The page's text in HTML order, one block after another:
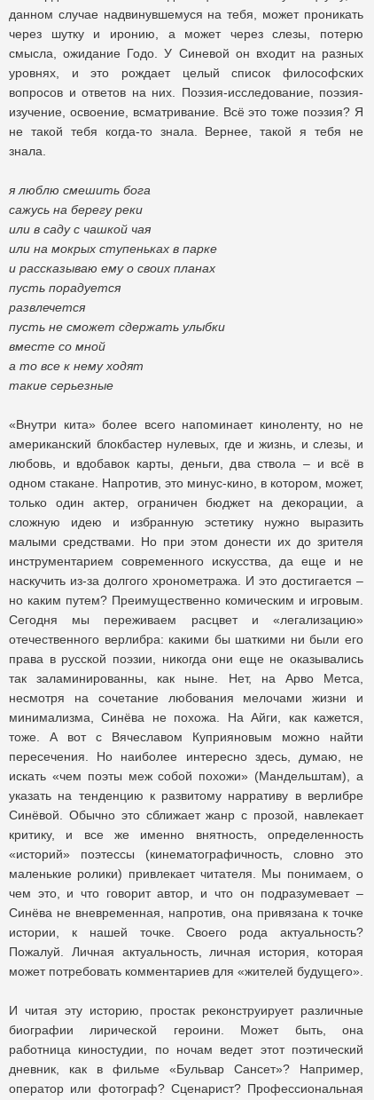
данном случае надвинувшемуся на тебя, может проникать
через шутку и иронию, а может через слезы, потерю
смысла, ожидание Годо. У Синевой он входит на разных
уровнях, и это рождает целый список философских
вопросов и ответов на них. Поэзия-исследование, поэзия-
изучение, освоение, всматривание. Всё это тоже поэзия? Я
не такой тебя когда-то знала. Вернее, такой я тебя не
знала.
я люблю смешить бога
сажусь на берегу реки
или в саду с чашкой чая
или на мокрых ступеньках в парке
и рассказываю ему о своих планах
пусть порадуется
развлечется
пусть не сможет сдержать улыбки
вместе со мной
а то все к нему ходят
такие серьезные
«Внутри кита» более всего напоминает киноленту, но не
американский блокбастер нулевых, где и жизнь, и слезы, и
любовь, и вдобавок карты, деньги, два ствола – и всё в
одном стакане. Напротив, это минус-кино, в котором, может,
только один актер, ограничен бюджет на декорации, а
сложную идею и избранную эстетику нужно выразить
малыми средствами. Но при этом донести их до зрителя
инструментарием современного искусства, да еще и не
наскучить из-за долгого хронометража. И это достигается –
но каким путем? Преимущественно комическим и игровым.
Сегодня мы переживаем расцвет и «легализацию»
отечественного верлибра: какими бы шаткими ни были его
права в русской поэзии, никогда они еще не оказывались
так заламинированны, как ныне. Нет, на Арво Метса,
несмотря на сочетание любования мелочами жизни и
минимализма, Синёва не похожа. На Айги, как кажется,
тоже. А вот с Вячеславом Куприяновым можно найти
пересечения. Но наиболее интересно здесь, думаю, не
искать «чем поэты меж собой похожи» (Мандельштам), а
указать на тенденцию к развитому нарративу в верлибре
Синёвой. Обычно это сближает жанр с прозой, навлекает
критику, и все же именно внятность, определенность
«историй» поэтессы (кинематографичность, словно это
маленькие ролики) привлекает читателя. Мы понимаем, о
чем это, и что говорит автор, и что он подразумевает –
Синёва не вневременная, напротив, она привязана к точке
истории, к нашей точке. Своего рода актуальность?
Пожалуй. Личная актуальность, личная история, которая
может потребовать комментариев для «жителей будущего».
И читая эту историю, простак реконструирует различные
биографии лирической героини. Может быть, она
работница киностудии, по ночам ведет этот поэтический
дневник, как в фильме «Бульвар Сансет»? Например,
оператор или фотограф? Сценарист? Профессиональная